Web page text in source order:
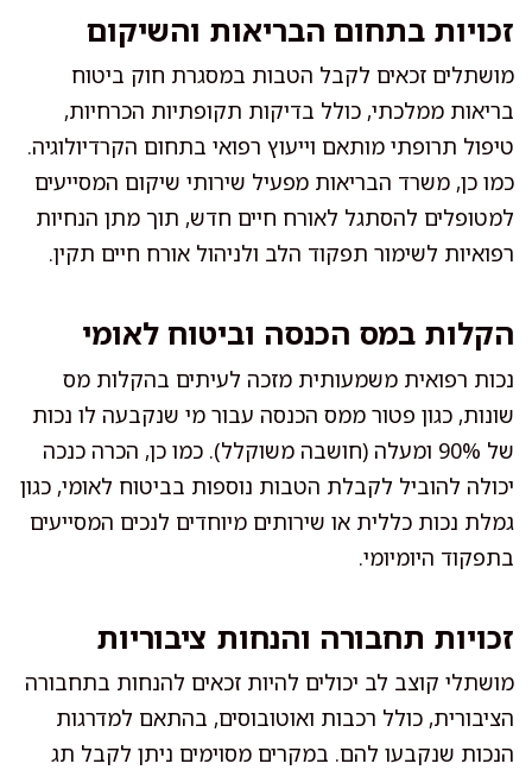
זכויות בתחום הבריאות והשיקום
מושתלים זכאים לקבל הטבות במסגרת חוק ביטוח
בריאות ממלכתי, כולל בדיקות תקופתיות הכרחיות,
טיפול תרופתי מותאם וייעוץ רפואי בתחום הקרדיולוגיה.
כמו כן, משרד הבריאות מפעיל שירותי שיקום המסייעים
למטופלים להסתגל לאורח חיים חדש, תוך מתן הנחיות
רפואיות לשימור תפקוד הלב ולניהול אורח חיים תקין.
הקלות במס הכנסה וביטוח לאומי
נכות רפואית משמעותית מזכה לעיתים בהקלות מס
שונות, כגון פטור ממס הכנסה עבור מי שנקבעה לו נכות
של 90% ומעלה (חושבה משוקלל). כמו כן, הכרה כנכה
יכולה להוביל לקבלת הטבות נוספות בביטוח לאומי, כגון
גמלת נכות כללית או שירותים מיוחדים לנכים המסייעים
בתפקוד היומיומי.
זכויות תחבורה והנחות ציבוריות
מושתלי קוצב לב יכולים להיות זכאים להנחות בתחבורה
הציבורית, כולל רכבות ואוטובוסים, בהתאם למדרגות
הנכות שנקבעו להם. במקרים מסוימים ניתן לקבל תג